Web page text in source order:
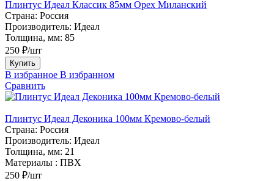
Плинтус Идеал Классик 85мм Орех Миланский
Страна: Россия
Производитель: Идеал
Толщина, мм: 85
250 ₽/шт
Купить
В избранное В избранном
Сравнить
Плинтус Идеал Деконика 100мм Кремово-белый
Страна: Россия
Производитель: Идеал
Толщина, мм: 21
Материалы : ПВХ
250 ₽/шт